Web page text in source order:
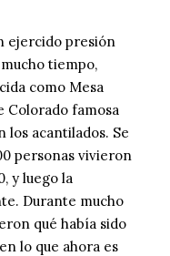
ejercido presión
tiempo,
como Mesa
Colorado famosa
los acantilados. Se
personas vivieron
y luego la
Durante mucho
qué había sido
lo que ahora es